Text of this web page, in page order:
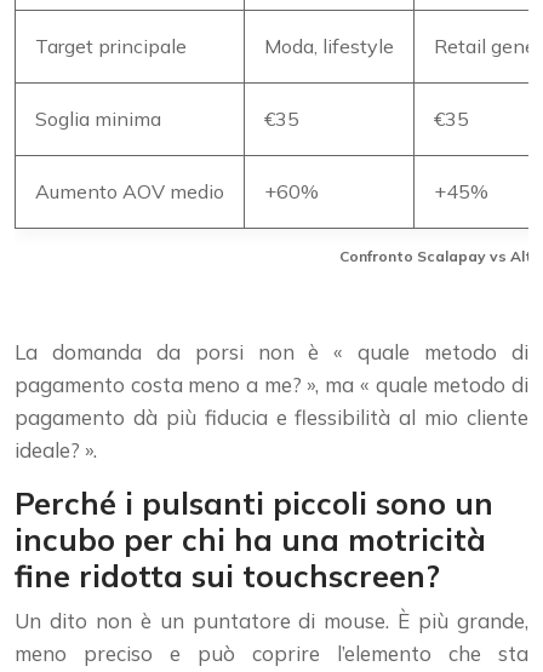
Confronto Scalapay vs Altri
Target principale Moda, lifestyle Retail
Soglia minima €35 €35
Aumento AOV medio +60% +45%
La domanda da porsi non è « quale metodo di
pagamento costa meno a me? », ma « quale metodo di
pagamento dà più fiducia e flessibilità al mio cliente
ideale? ».
Perché i pulsanti piccoli sono un
incubo per chi ha una motricità
fine ridotta sui touchscreen?
Un dito non è un puntatore di mouse. È più grande,
meno preciso e può coprire l’elemento che sta